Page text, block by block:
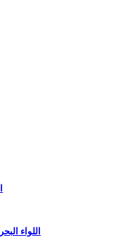
اللواء